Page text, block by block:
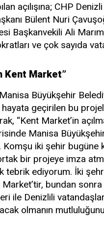
açılışına; CHP
Bülent Nuri
Başkanvekili Ali
ve çok sayıda
Kent Market”
Büyükşehir
geçirilen bu
“Kent Market’in
Manisa
Komşu iki şehir
bir projeye imza
tebrik ediyorum. İki
bundan
ile Denizlili
olmanın